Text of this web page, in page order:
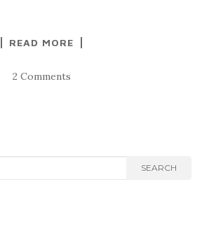
READ MORE
2 Comments
SEARCH